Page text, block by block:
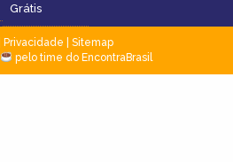
Grátis
Privacidade
Sitemap
pelo time do EncontraBrasil